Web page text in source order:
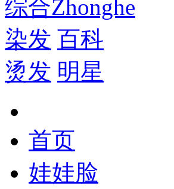
综合Zhonghe
染发 百科
烫发 明星
首页
娃娃脸